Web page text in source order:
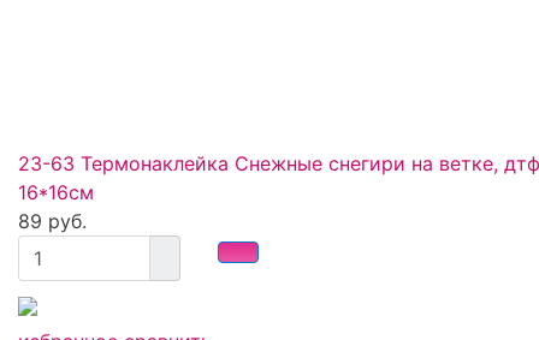
23-63 Термонаклейка Снежные снегири на ветке, дтф
16*16см
89 руб.